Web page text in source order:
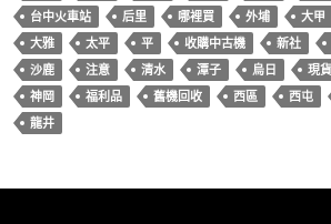
台中火車站
后里 哪裡買 外埔 大甲
大雅
太平 平 收購中古機 新社
沙鹿
注意 清水 潭子 烏日 現貨
神岡
福利品 舊機回收 西區 西屯
龍井